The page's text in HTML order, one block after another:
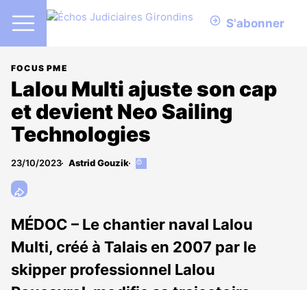
S'abonner
FOCUS PME
Lalou Multi ajuste son cap
et devient Neo Sailing
Technologies
23/10/2023 Astrid Gouzik
Cet
aux
abonnés
MÉDOC – Le chantier naval Lalou
Multi, créé à Talais en 2007 par le
skipper professionnel Lalou